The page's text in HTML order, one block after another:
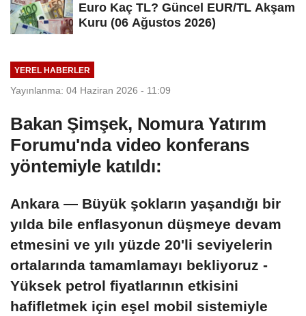
Euro Kaç TL? Güncel EUR/TL Akşam
Kuru (06 Ağustos 2026)
YEREL HABERLER
Yayınlanma: 04 Haziran 2026 - 11:09
Bakan Şimşek, Nomura Yatırım
Forumu'nda video konferans
yöntemiyle katıldı:
Ankara — Büyük şokların yaşandığı bir
yılda bile enflasyonun düşmeye devam
etmesini ve yılı yüzde 20'li seviyelerin
ortalarında tamamlamayı bekliyoruz -
Yüksek petrol fiyatlarının etkisini
hafifletmek için eşel mobil sistemiyle